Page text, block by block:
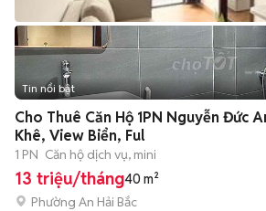
Tin nổi bật
Cho Thuê Căn Hộ 1PN Nguyễn Đức
Khê, View Biển, Ful
1 PN Căn hộ dịch vụ, mini
13 triệu/tháng40 m²
Phường An Hải Bắc